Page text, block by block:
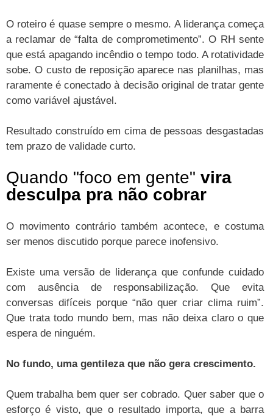
O roteiro é quase sempre o mesmo. A liderança começa
a reclamar de “falta de comprometimento”. O RH sente
que está apagando incêndio o tempo todo. A rotatividade
sobe. O custo de reposição aparece nas planilhas, mas
raramente é conectado à decisão original de tratar gente
como variável ajustável.
Resultado construído em cima de pessoas desgastadas
tem prazo de validade curto.
Quando "foco em gente" vira
desculpa pra não cobrar
O movimento contrário também acontece, e costuma
ser menos discutido porque parece inofensivo.
Existe uma versão de liderança que confunde cuidado
com ausência de responsabilização. Que evita
conversas difíceis porque “não quer criar clima ruim”.
Que trata todo mundo bem, mas não deixa claro o que
espera de ninguém.
No fundo, uma gentileza que não gera crescimento.
Quem trabalha bem quer ser cobrado. Quer saber que o
esforço é visto, que o resultado importa, que a barra